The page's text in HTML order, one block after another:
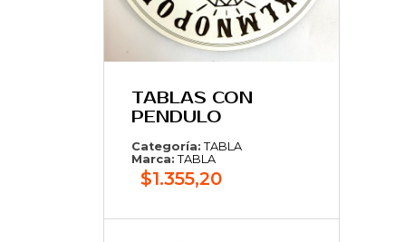
TABLAS CON
PENDULO
Categoría: TABLA
Marca: TABLA
$1.355,20